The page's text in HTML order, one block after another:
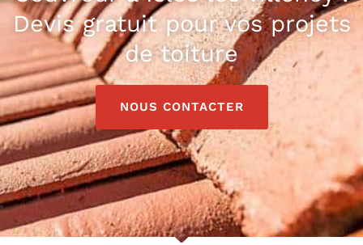
Devis gratuit pour vos projets
de toiture
NOUS CONTACTER